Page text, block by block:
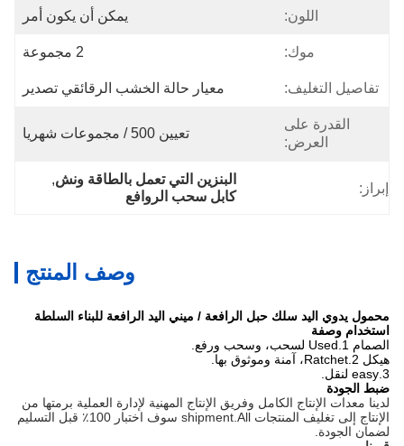
اللون: يمكن أن يكون أمر
موك: 2 مجموعة
تفاصيل التغليف: معيار حالة الخشب الرقائقي تصدير
القدرة على
العرض:
تعيين 500 / مجموعات شهريا
إبراز:
البنزين التي تعمل بالطاقة ونش ,
كابل سحب الروافع
وصف المنتج
محمول يدوي اليد سلك حبل الرافعة / ميني اليد الرافعة للبناء السلطة
استخدام وصفة
الصمام 1.Used لسحب، وسحب ورفع.
هيكل 2.Ratchet، آمنة وموثوق بها.
ضبط الجودة
لدينا معدات الإنتاج الكامل وفريق الإنتاج المهنية لإدارة العملية برمتها من
الإنتاج إلى تغليف المنتجات shipment.All سوف اختبار 100٪ قبل التسليم
لضمان الجودة.